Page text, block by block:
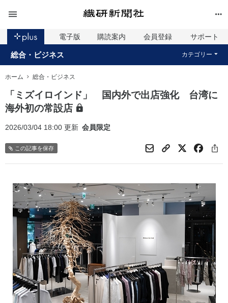
電子版 購読案内 会員登録 サポート
総合・ビジネス カテゴリー
ホーム 総合・ビジネス
「ミズイロインド」 国内外で出店強化 台湾に
海外初の常設店
2026/03/04 18:00 更新 会員限定
この記事を保存